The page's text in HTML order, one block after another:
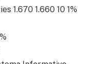
1.670 1.660 10 1%